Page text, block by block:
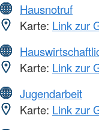
Hausnotruf
Karte: Link zur
Karte: Link zur
Jugendarbeit
Karte: Link zur